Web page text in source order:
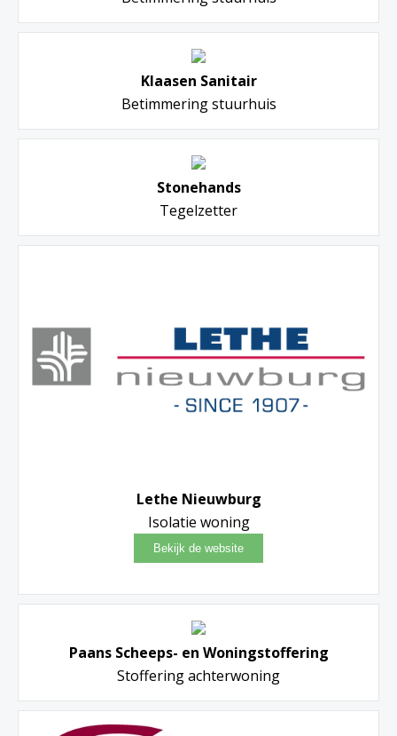
Klaasen Sanitair
Betimmering stuurhuis
Stonehands
Tegelzetter
Lethe Nieuwburg
Isolatie woning
Paans Scheeps- en Woningstoffering
Stoffering achterwoning